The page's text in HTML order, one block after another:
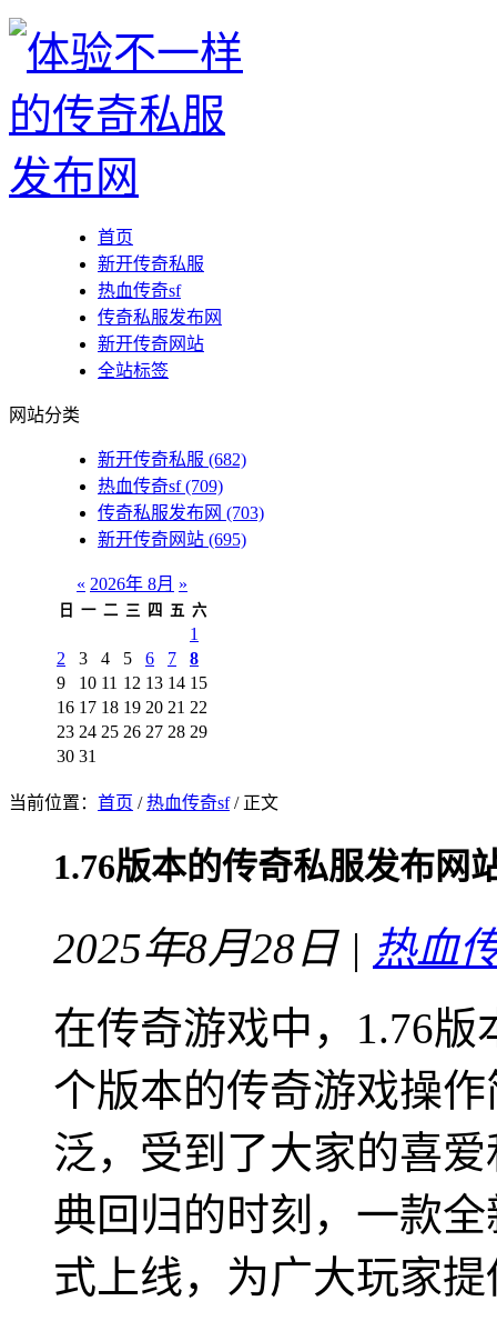
首页
新开传奇私服
热血传奇sf
传奇私服发布网
新开传奇网站
全站标签
网站分类
新开传奇私服 (682)
热血传奇sf(709)
传奇私服发布网 (703)
新开传奇网站 (695)
« 2026年 8月 »
日 一 二 三 四 五 六
1
2
3 4 5 6 7
8
9
10 11 12 13 14 15
16 17 18 19 20 21 22
23 24 25 26 27 28 29
30 31
当前位置： 首页 /热血传奇sf/ 正文
1.76版本的传奇私服发布网
2025年8月28日 | 热血
在传奇游戏中，1.76
个版本的传奇游戏操
泛，受到了大家的喜
典回归的时刻，一款
式上线，为广大玩家